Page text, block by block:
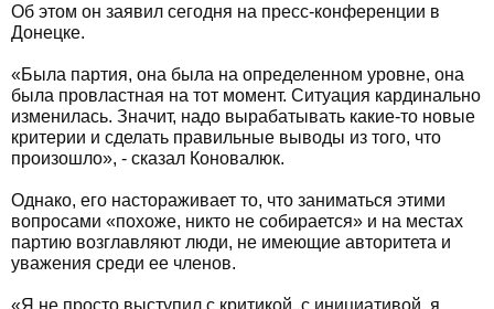
Об этом он заявил сегодня на пресс-конференции в
Донецке.
«Была партия, она была на определенном уровне, она
была провластная на тот момент. Ситуация кардинально
изменилась. Значит, надо вырабатывать какие-то новые
критерии и сделать правильные выводы из того, что
произошло», - сказал Коновалюк.
Однако, его настораживает то, что заниматься этими
вопросами «похоже, никто не собирается» и на местах
партию возглавляют люди, не имеющие авторитета и
уважения среди ее членов.
«Я не просто выступил с критикой, с инициативой, я